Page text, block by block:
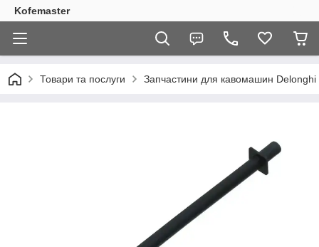
Kofemaster
Товари та послуги Запчастини для кавомашин Delonghi